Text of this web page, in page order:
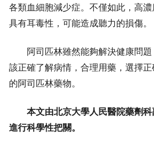
各類血細胞減少症。不僅如此，高
具有耳毒性，可能造成聽力的損傷。
阿司匹林雖然能夠解決健康問
該正確了解病情，合理用藥，選擇
的阿司匹林藥物。
本文由北京大學人民醫院藥劑科
進行科學性把關。